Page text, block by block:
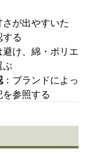
が出やすいた
る
避け、綿・ポリエ
ぶ
：ブランドによっ
参照する